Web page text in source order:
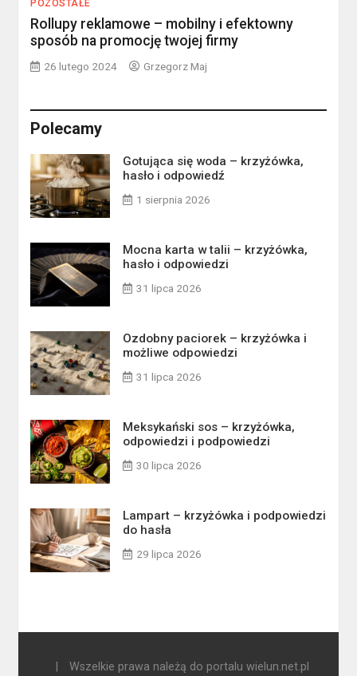
POZOSTAŁE
Rollupy reklamowe – mobilny i efektowny
sposób na promocję twojej firmy
26 lutego 2024 Grzegorz Maj
Polecamy
Gotująca się woda – krzyżówka,
hasło i odpowiedź
1 sierpnia 2026
Mocna karta w talii – krzyżówka,
hasło i odpowiedzi
31 lipca 2026
Ozdobny paciorek – krzyżówka i
możliwe odpowiedzi
31 lipca 2026
Meksykański sos – krzyżówka,
odpowiedzi i podpowiedzi
30 lipca 2026
Lampart – krzyżówka i podpowiedzi
do hasła
29 lipca 2026
Wszelkie prawa należą do portalu wielun.net.pl